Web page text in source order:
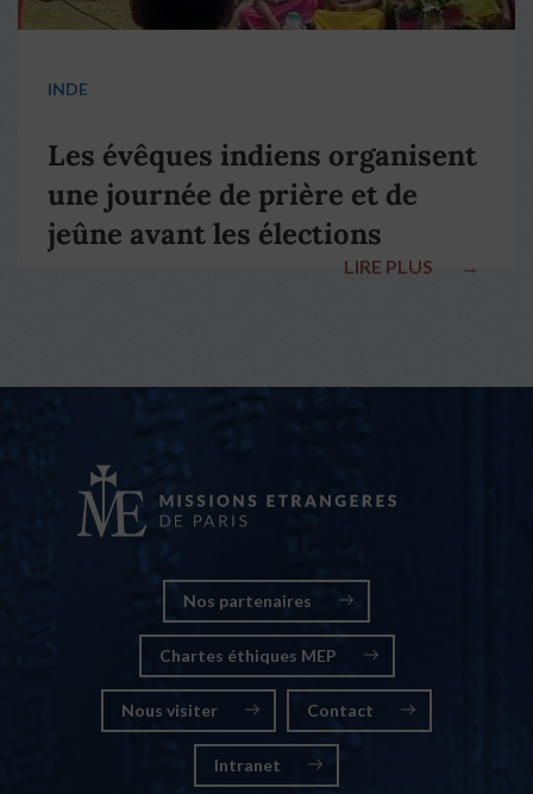
INDE
Les évêques indiens organisent
une journée de prière et de
jeûne avant les élections
LIRE PLUS →
Nos partenaires
Chartes éthiques MEP
Nous visiter Contact
Intranet